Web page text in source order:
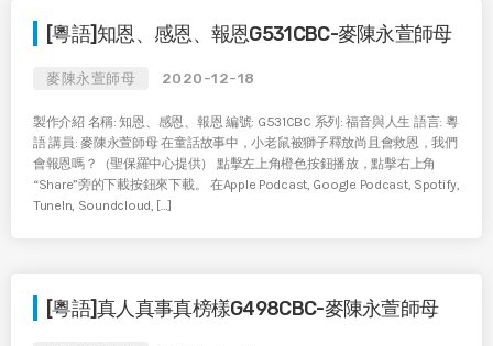
[粵語]知恩、感恩、報恩G531CBC-麥陳永萱師母
麥陳永萱師母 2020-12-18
製作介紹 名稱: 知恩、感恩、報恩 編號: G531CBC 系列: 福音與人生 語言: 粵
語 講員: 麥陳永萱師母 在童話故事中，小老鼠被獅子釋放尚且會救恩，我們
會報恩嗎？（聖保羅中心提供） 點擊左上角橙色按鈕播放，點擊右上角
“Share”旁的下載按鈕來下載。 在Apple Podcast, Google Podcast, Spotify,
TuneIn, Soundcloud, […]
[粵語]真人真事真榜樣G498CBC-麥陳永萱師母